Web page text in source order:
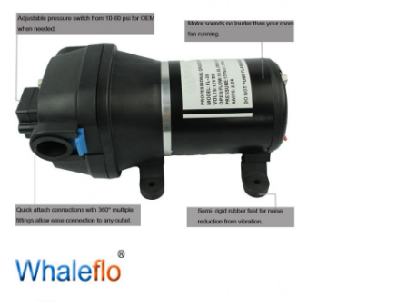
caja (10 unidades
de la serie FL-4):